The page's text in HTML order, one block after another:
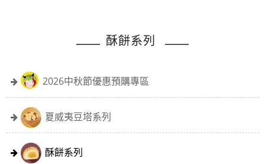
酥餅系列
2026中秋節優惠預購專區
夏威夷豆塔系列
酥餅系列